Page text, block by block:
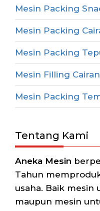
Mesin Packing
Mesin Packing
Mesin Packing
Mesin Filling Cairan
Mesin Packing
Tentang Kami
Aneka Mesin
Tahun
usaha. Baik mesin
maupun mesin